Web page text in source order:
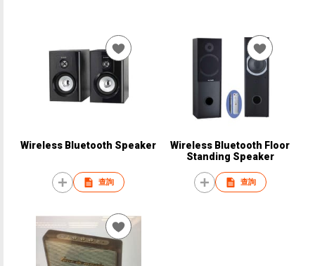
Wireless Bluetooth Speaker
查詢
Wireless Bluetooth Floor
Standing Speaker
查詢